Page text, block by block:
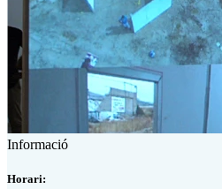
Informació
Horari: